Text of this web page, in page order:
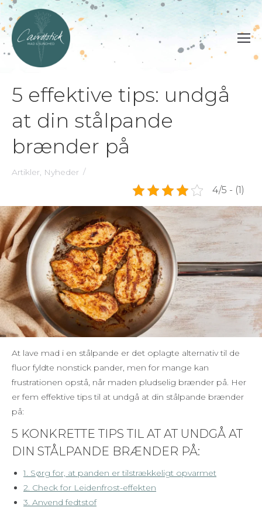
5 effektive tips: undgå
at din stålpande
brænder på
Artikler, Nyheder
4/5 - (1)
At lave mad i en stålpande er det oplagte alternativ til de
fluor fyldte nonstick pander, men for mange kan
frustrationen opstå, når maden pludselig brænder på. Her
er fem effektive tips til at undgå at din stålpande brænder
på:
5 KONKRETTE TIPS TIL AT AT UNDGÅ AT
DIN STÅLPANDE BRÆNDER PÅ:
1. Sørg for, at panden er tilstrækkeligt opvarmet
2. Check for Leidenfrost-effekten
3. Anvend fedtstof